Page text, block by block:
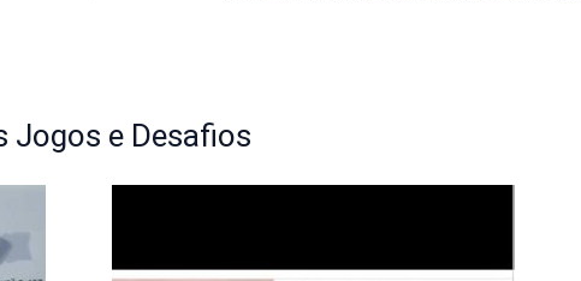
Jogos e Desafios